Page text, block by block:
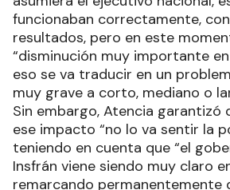
funcionaban correctamente,
resultados, pero en este
“disminución muy importante
eso se va traducir en un
muy grave a corto, mediano o
Sin embargo, Atencia garantizó
ese impacto “no lo va sentir la
teniendo en cuenta que “el
Insfrán viene siendo muy claro
remarcando permanentemente